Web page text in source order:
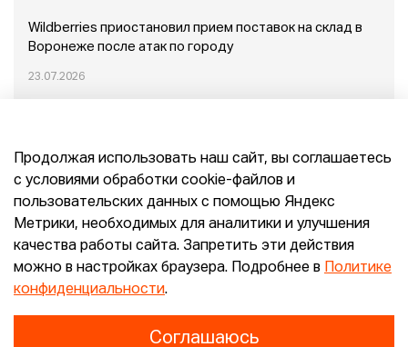
Wildberries приостановил прием поставок на склад в
Воронеже после атак по городу
23.07.2026
Конец эпохи маркетплейсов: прогнозы сооснователя
Mr.Doors Максима Валецкого
26.06.2026
Продолжая использовать наш сайт, вы соглашаетесь
с условиями обработки cookie-файлов и
пользовательских данных с помощью Яндекс
Метрики, необходимых для аналитики и улучшения
качества работы сайта. Запретить эти действия
можно в настройках браузера. Подробнее в
Политике
конфиденциальности.
Соглашаюсь